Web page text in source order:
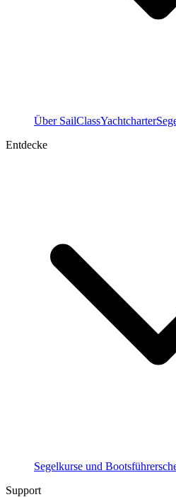
Über SailClassYachtcharter
Entdecke
Segelkurse und
Support